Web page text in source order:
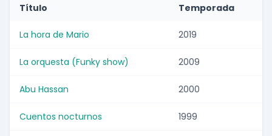
Título Temporada
La hora de Mario 2019
La orquesta (Funky show) 2009
Abu Hassan 2000
Cuentos nocturnos 1999